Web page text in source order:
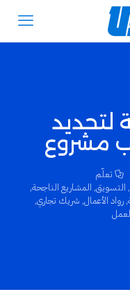
لتحديد
مشروع
تعلّم
, التسويق, المشاريع الناجحة,
, رواد الأعمال, شريك تجاري,